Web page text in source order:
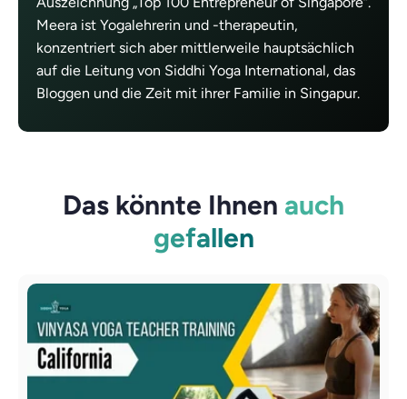
Meera ist Yogalehrerin und -therapeutin,
konzentriert sich aber mittlerweile hauptsächlich
auf die Leitung von Siddhi Yoga International, das
Bloggen und die Zeit mit ihrer Familie in Singapur.
Das könnte Ihnen auch
gefallen